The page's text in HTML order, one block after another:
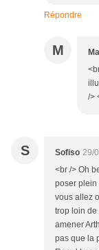
Répondre
M
/>
S Sofiso 29/
<br /> Oh
poser plein
vous allez
trop loin de
amener
pas que la